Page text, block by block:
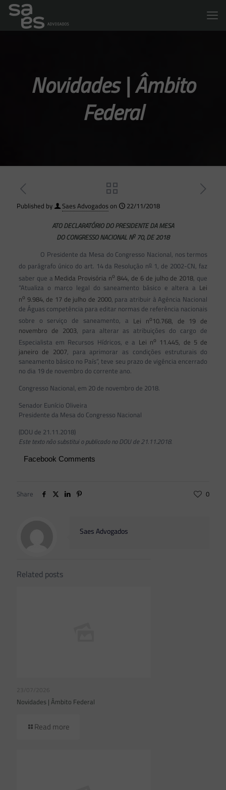
Novidades | Âmbito
Federal
Published by Saes Advogadoson
22/11/2018
ATO DECLARATÓRIO DO PRESIDENTE DA MESA
DO CONGRESSO NACIONAL No 70, DE 2018
O Presidente da Mesa do Congresso Nacional, nos termos
do parágrafo único do art. 14 da Resolução no 1, de 2002-CN, faz
saber que a Medida Provisória no 844, de 6 de julho de 2018, que
“Atualiza o marco legal do saneamento básico e altera a Lei
no 9.984, de 17 de julho de 2000, para atribuir à Agência Nacional
de Águas competência para editar normas de referência nacionais
sobre o serviço de saneamento, a Lei no10.768, de 19 de
novembro de 2003, para alterar as atribuições do cargo de
Especialista em Recursos Hídricos, e a Lei no 11.445, de 5 de
janeiro de 2007, para aprimorar as condições estruturais do
saneamento básico no País”, teve seu prazo de vigência encerrado
no dia 19 de novembro do corrente ano.
Congresso Nacional, em 20 de novembro de 2018.
Senador Eunício Oliveira
Presidente da Mesa do Congresso Nacional
(DOU de 21.11.2018)
Este texto não substitui o publicado no DOU de 21.11.2018.
Facebook Comments
Share 0
Saes Advogados
Related posts
23/07/2026
Novidades | Âmbito Federal
Read more